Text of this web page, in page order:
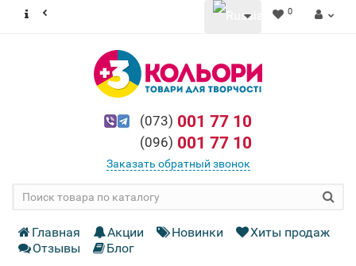
0
(073) 001 77 10
(096) 001 77 10
Заказать обратный звонок
Главная Акции Новинки
Хиты продаж
Отзывы
Блог